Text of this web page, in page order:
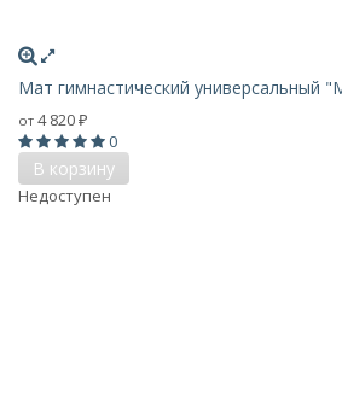
Мат гимнастический универсальный
от 4 820 ₽
0
В корзину
Недоступен